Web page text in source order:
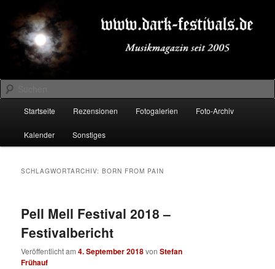
primären
Inhalt
springen
sekundären
Inhalt
springenDARK-FESTIVALS.DE
Suchen
Startseite Rezensionen Fotogalerien Foto-Archiv
Kalender Sonstiges
SCHLAGWORTARCHIV:BORN FROM PAIN
Pell Mell Festival 2018 –
Festivalbericht
Veröffentlicht am4. September 2018vonStefan
Frühauf